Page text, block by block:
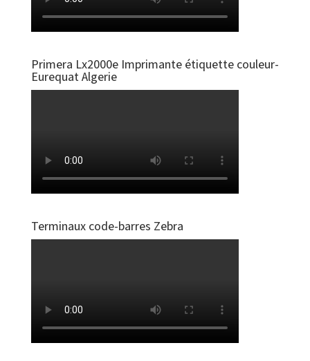
Primera Lx2000e Imprimante étiquette couleur-
Eurequat Algerie
Terminaux code-barres Zebra